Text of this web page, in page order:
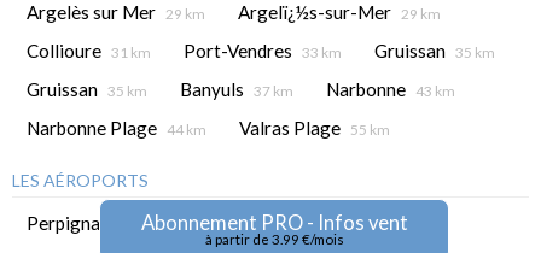
Argelès sur Mer 29 km Argelï¿½s-sur-Mer 29 km
Collioure 31 km Port-Vendres 33 km Gruissan 35 km
Gruissan 35 km Banyuls 37 km Narbonne 43 km
Narbonne Plage 44 km Valras Plage 55 km
LES AÉROPORTS
Perpignan 13 km
Abonnement PRO - Infos vent
à partir de 3.99 €/mois